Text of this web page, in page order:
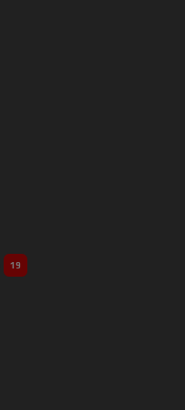
19